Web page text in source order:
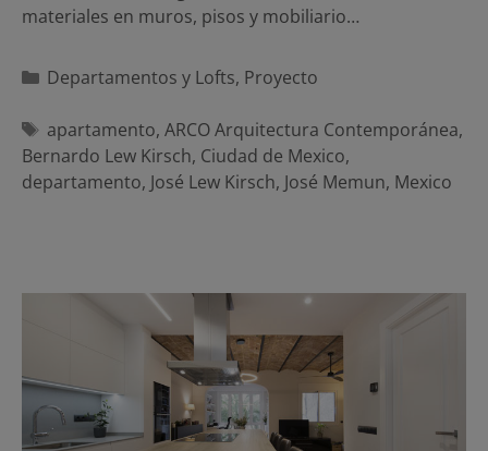
materiales en muros, pisos y mobiliario…
Categorías
Departamentos y Lofts, Proyecto
Etiquetas
apartamento, ARCO Arquitectura Contemporánea,
Bernardo Lew Kirsch, Ciudad de Mexico,
departamento, José Lew Kirsch, José Memun, Mexico